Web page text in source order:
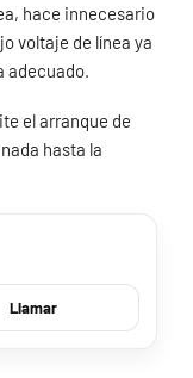
hace innecesario
voltaje de línea ya
adecuado.
el arranque de
hasta la
Llamar